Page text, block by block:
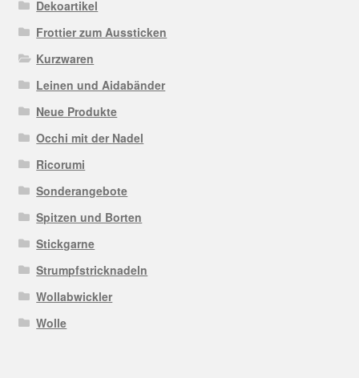
Dekoartikel
Frottier zum Aussticken
Kurzwaren
Leinen und Aidabänder
Neue Produkte
Occhi mit der Nadel
Ricorumi
Sonderangebote
Spitzen und Borten
Stickgarne
Strumpfstricknadeln
Wollabwickler
Wolle